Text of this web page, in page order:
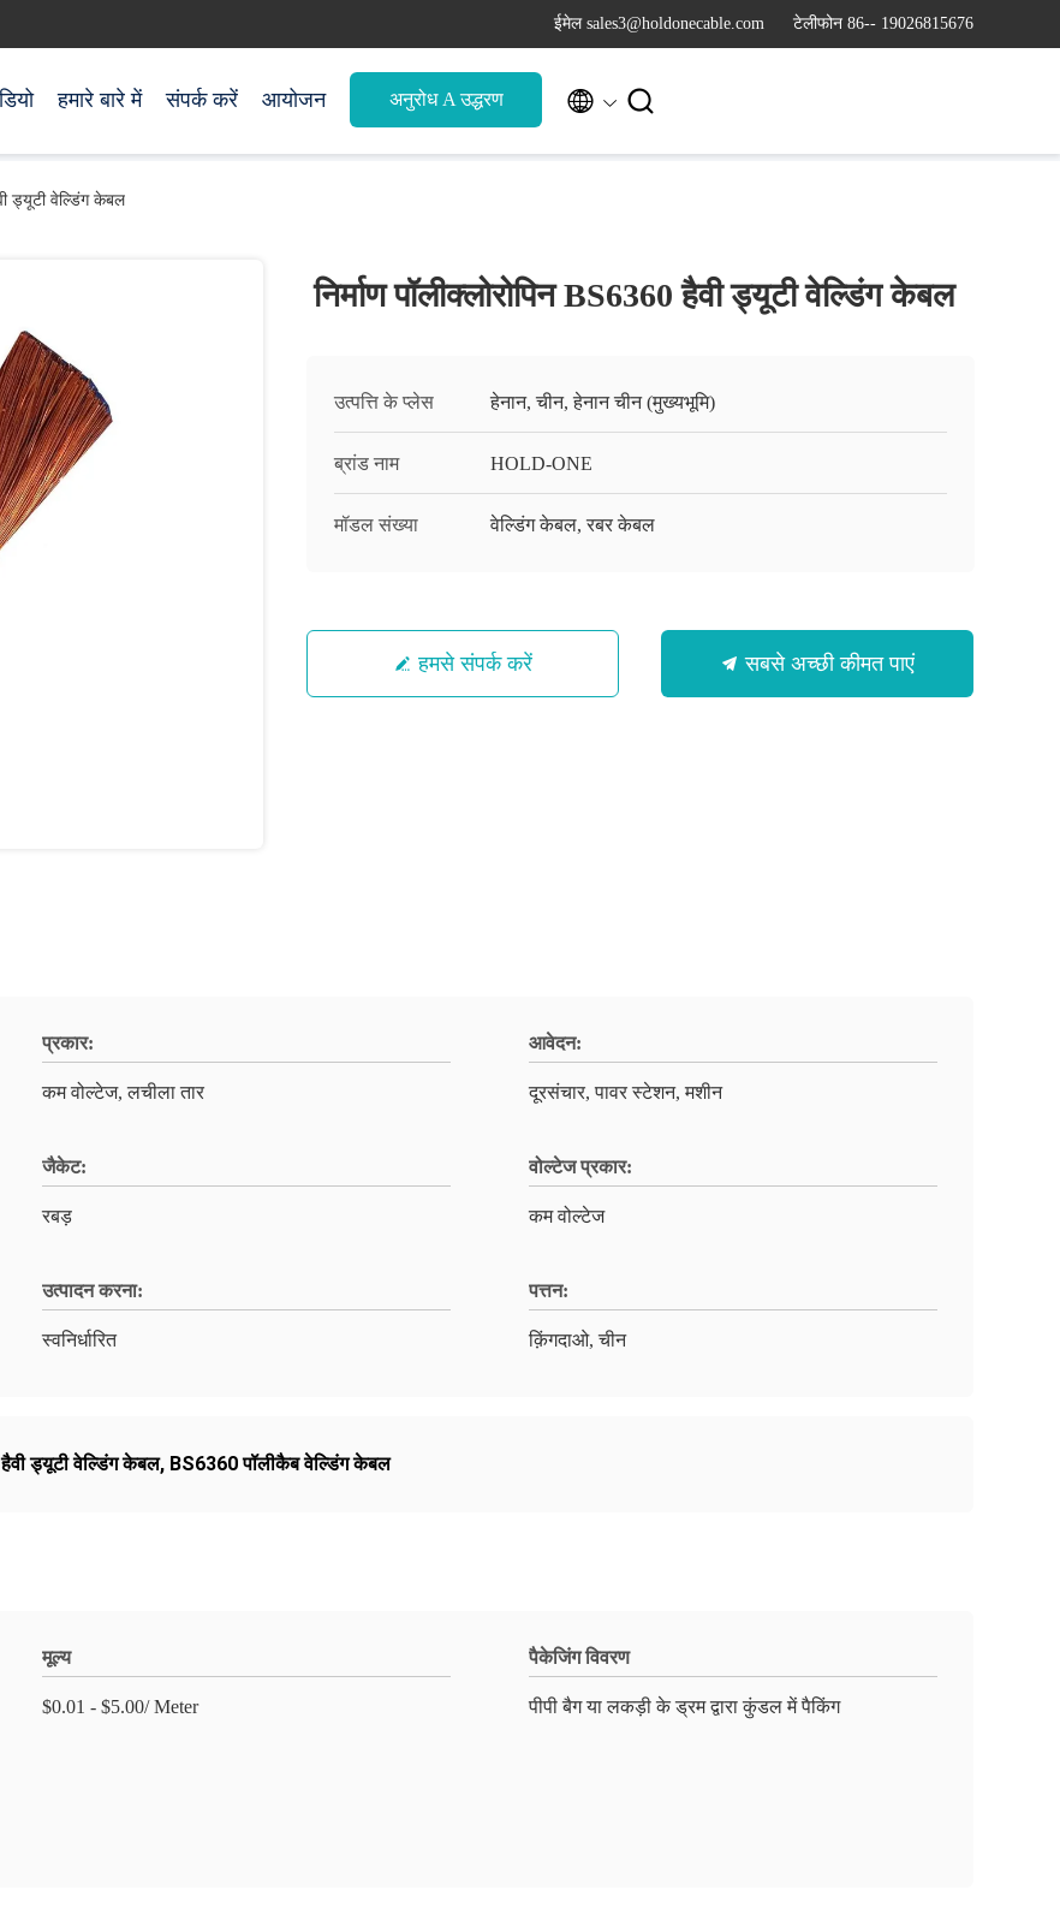
ईमेल sales3@holdonecable.com टेलीफोन 86-- 19026815676
हमारे बारे में संपर्क करें आयोजन अनुरोध A उद्धरण  
ड्यूटी वेल्डिंग केबल
निर्माण पॉलीक्लोरोपिन BS6360 हैवी ड्यूटी वेल्डिंग केबल
उत्पत्ति के प्लेस हेनान, चीन, हेनान चीन (मुख्यभूमि)
ब्रांड नाम HOLD-ONE
मॉडल संख्या वेल्डिंग केबल, रबर केबल
हमसे संपर्क करें सबसे अच्छी कीमत पाएं
प्रकार:
कम वोल्टेज, लचीला तार
आवेदन:
दूरसंचार, पावर स्टेशन, मशीन
जैकेट:
रबड़
वोल्टेज प्रकार:
कम वोल्टेज
उत्पादन करना:
स्वनिर्धारित
पत्तन:
क़िंगदाओ, चीन
हैवी ड्यूटी वेल्डिंग केबल, BS6360 पॉलीकैब वेल्डिंग केबल
मूल्य
$0.01 - $5.00/ Meter
पैकेजिंग विवरण
पीपी बैग या लकड़ी के ड्रम द्वारा कुंडल में पैकिंग